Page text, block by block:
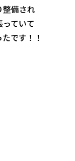
整備され
ていて
です！！